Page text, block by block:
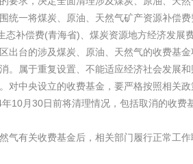
一将煤炭、原油、天然气矿产资源补偿费
补偿费(青海省)、煤炭资源地方经济发展
台的涉及煤炭、原油、天然气的收费基金
。属于重复设置、不能适应经济社会发展
对中央设立的收费基金，要严格按照相关
10月30日前将清理情况，包括取消的收
有关收费基金后，相关部门履行正常工作